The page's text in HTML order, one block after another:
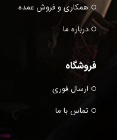
همکاری و فروش عمده
درباره ما
فروشگاه
ارسال فوری
تماس با ما